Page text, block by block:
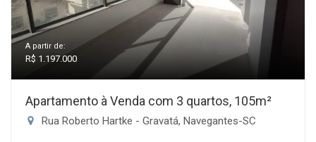
A partir de:
R$ 1.197.000
Apartamento à Venda com 3 quartos, 105m²
Rua Roberto Hartke - Gravatá, Navegantes-SC